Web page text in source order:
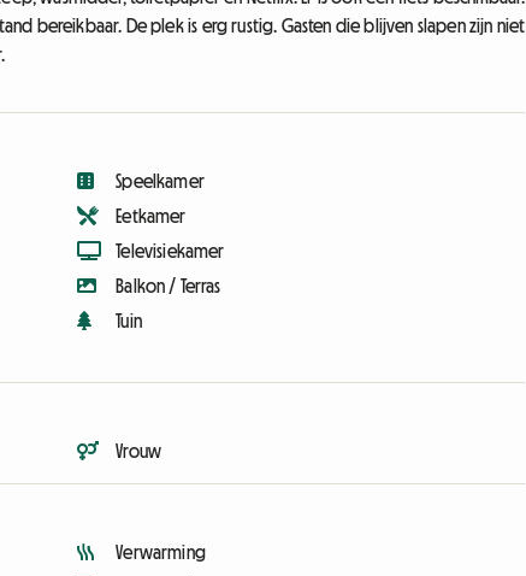
bereikbaar. De plek is erg rustig. Gasten die blijven slapen zijn niet
Speelkamer
Eetkamer
Televisiekamer
Balkon / Terras
Tuin
Vrouw
Verwarming